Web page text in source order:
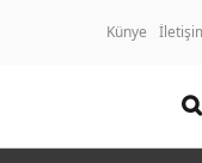
Künye